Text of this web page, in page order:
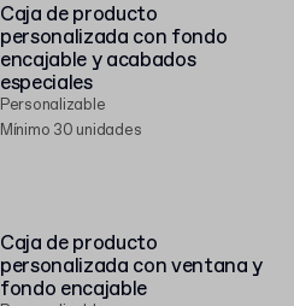
Caja de producto
personalizada con fondo
encajable y acabados
especiales
Personalizable
Mínimo 30 unidades
Caja de producto
personalizada con ventana y
fondo encajable